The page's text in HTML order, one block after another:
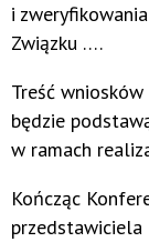
i
Związku ….
Treść
będzie
w ramach
Kończąc
przedstawiciela